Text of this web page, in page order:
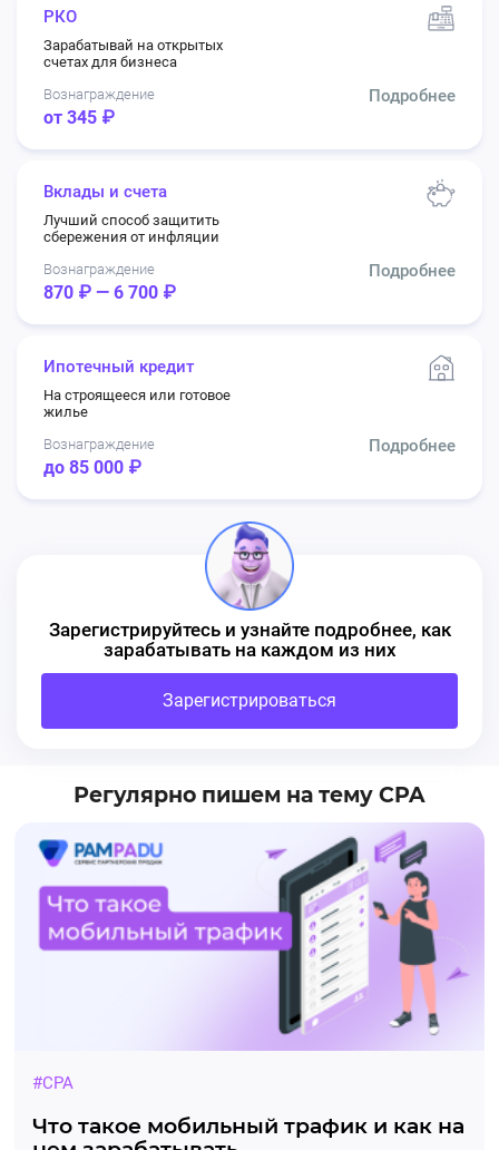
РКО
Зарабатывай на открытых
счетах для бизнеса
Вознаграждение
от 345 ₽
Подробнее
Вклады и счета
Лучший способ защитить
сбережения от инфляции
Вознаграждение
870 ₽ — 6 700 ₽
Подробнее
Ипотечный кредит
На строящееся или готовое
жилье
Вознаграждение
до 85 000 ₽
Подробнее
Зарегистрируйтесь и узнайте подробнее, как
зарабатывать на каждом из них
Зарегистрироваться
Регулярно пишем на тему CPA
#CPA
Что такое мобильный трафик и как на